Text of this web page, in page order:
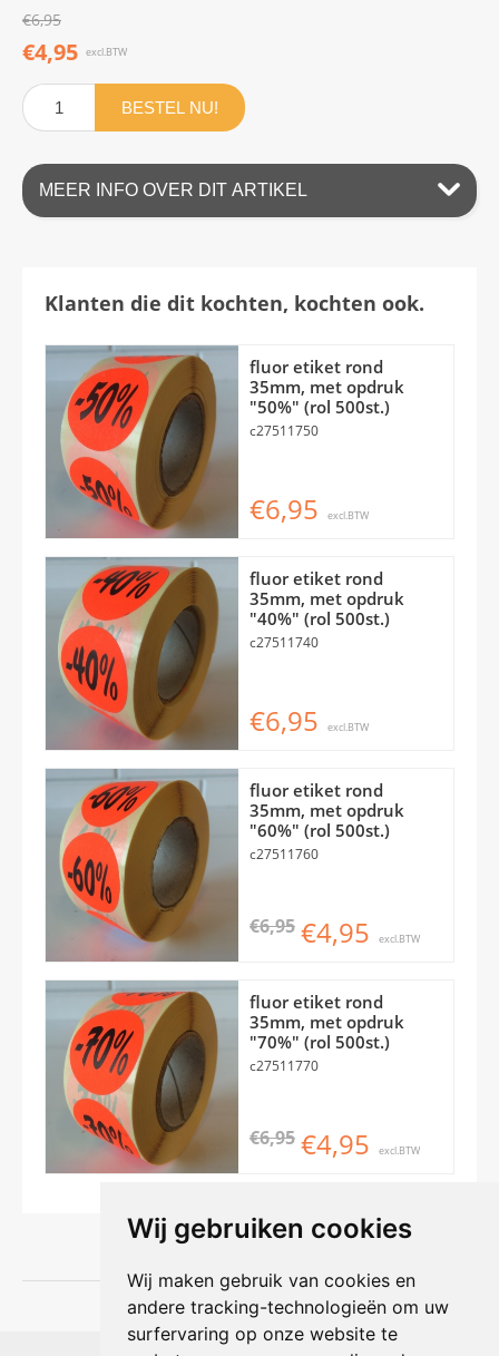
Wij gebruiken cookies
Wij maken gebruik van cookies en
andere tracking-technologieën om uw
surfervaring op onze website te
€6,95
€4,95 excl.BTW
BESTEL NU!
MEER INFO OVER DIT ARTIKEL
Klanten die dit kochten, kochten ook.
fluor etiket rond
35mm, met opdruk
"50%" (rol 500st.)
c27511750
€6,95 excl.BTW
fluor etiket rond
35mm, met opdruk
"40%" (rol 500st.)
c27511740
€6,95 excl.BTW
fluor etiket rond
35mm, met opdruk
"60%" (rol 500st.)
c27511760
€6,95 €4,95 excl.BTW
fluor etiket rond
35mm, met opdruk
"70%" (rol 500st.)
c27511770
€6,95 €4,95 excl.BTW